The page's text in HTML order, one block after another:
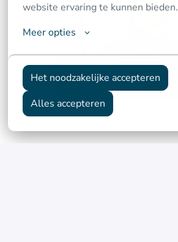
website ervaring te kunnen bieden.
Meer opties
Het noodzakelijke accepteren
Alles accepteren